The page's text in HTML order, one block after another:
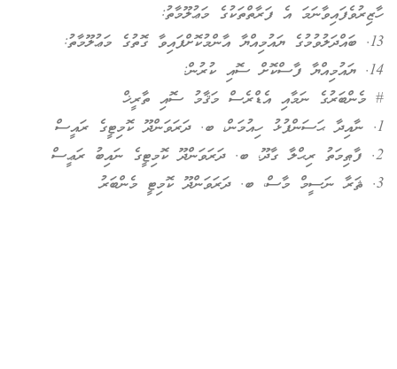
ހާޒިރުވެފައިވާނަމަ އެ ފަރާތްތަކުގެ މަޢުލޫމާތު:
13. ބައްދަލުވުމުގެ ޔައުމިއްޔާ އާންމުކޮށްފައިވާ ގޮތުގެ މަޢުލޫމާތު:
14. ޔައުމިއްޔާ ފާސްކޮށް ސޮއި ކުރުން:
# މެންބަރުގެ ނަމާއި އެޑްރެސް މަޤާމު ސޮއި ތާރީޚް
1. ނާއިދާ ޙަސަންފުޅު ހިއުމަން، ބ. ދަރަވަންދޫ ކޮމިޓީގެ ރައީސް
2. ފާޠިމަތު ރިޙްލާ ގާދޫ، ބ. ދަރަވަންދޫ ކޮމިޓީގެ ނައިބު ރަޢީސް
3. ޘަރާ ނަސީމް މާސް، ބ. ދަރަވަންދޫ ކޮމިޓީ މެންބަރު